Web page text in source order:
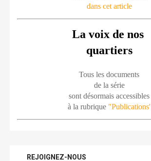
dans cet article
La voix de nos
quartiers
Tous les documents
de la série
sont désormais accessibles
à la rubrique "Publications'
REJOIGNEZ-NOUS